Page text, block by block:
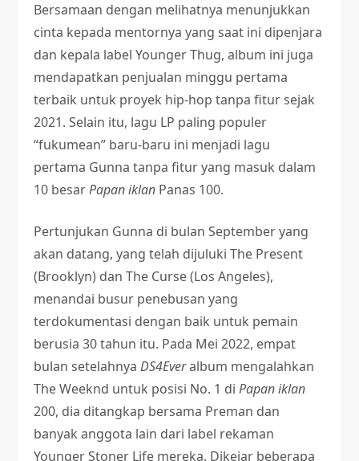
Bersamaan dengan melihatnya menunjukkan
cinta kepada mentornya yang saat ini dipenjara
dan kepala label Younger Thug, album ini juga
mendapatkan penjualan minggu pertama
terbaik untuk proyek hip-hop tanpa fitur sejak
2021. Selain itu, lagu LP paling populer
“fukumean” baru-baru ini menjadi lagu
pertama Gunna tanpa fitur yang masuk dalam
10 besarPapan iklan Panas 100.
Pertunjukan Gunna di bulan September yang
akan datang, yang telah dijuluki The Present
(Brooklyn) dan The Curse (Los Angeles),
menandai busur penebusan yang
terdokumentasi dengan baik untuk pemain
berusia 30 tahun itu. Pada Mei 2022, empat
bulan setelahnyaDS4Everalbum mengalahkan
The Weeknd untuk posisi No. 1 diPapan iklan
200, dia ditangkap bersama Preman dan
banyak anggota lain dari label rekaman
Younger Stoner Life mereka. Dikejar beberapa